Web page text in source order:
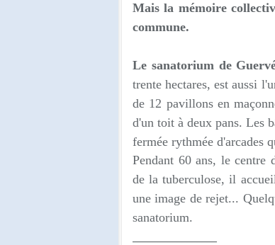
Mais la mémoire
commune.
Le sanatorium de
trente hectares, est aussi
de 12 pavillons en
d'un toit à deux pans. Les
fermée rythmée d'arcades
Pendant 60 ans, le centre
de la tuberculose, il
une image de rejet...
sanatorium.